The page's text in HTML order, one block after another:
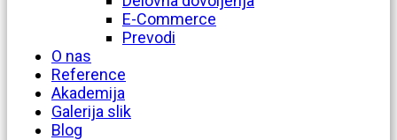
E-Commerce
Prevodi
O nas
Reference
Akademija
Galerija slik
Blog